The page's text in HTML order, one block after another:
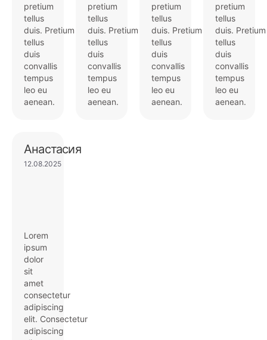
pretium
tellus
duis. Pretium
tellus
duis
convallis
tempus
leo eu
aenean.
pretium
tellus
duis. Pretium
tellus
duis
convallis
tempus
leo eu
aenean.
pretium
tellus
duis. Pretium
tellus
duis
convallis
tempus
leo eu
aenean.
pretium
tellus
duis. Pretium
tellus
duis
convallis
tempus
leo eu
aenean.
Анастасия
12.08.2025
Lorem
ipsum
dolor
sit
amet
consectetur
adipiscing
elit. Consectetur
adipiscing